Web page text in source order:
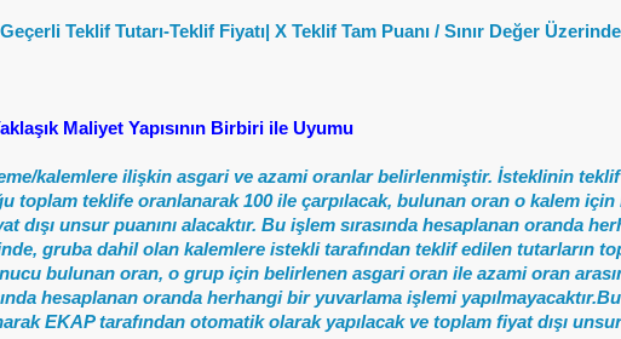
Teklif Tutarı-Teklif Fiyatı| X Teklif Tam Puanı / Sınır Değer
Maliyet Yapısının Birbiri ile Uyumu
kalemlere ilişkin asgari ve azami oranlar belirlenmiştir. İsteklinin
teklife oranlanarak 100 ile çarpılacak, bulunan oran o kalem
unsur puanını alacaktır. Bu işlem sırasında hesaplanan oranda
gruba dahil olan kalemlere istekli tarafından teklif edilen tutarların
bulunan oran, o grup için belirlenen asgari oran ile azami oran
hesaplanan oranda herhangi bir yuvarlama işlemi
EKAP tarafından otomatik olarak yapılacak ve toplam fiyat dışı